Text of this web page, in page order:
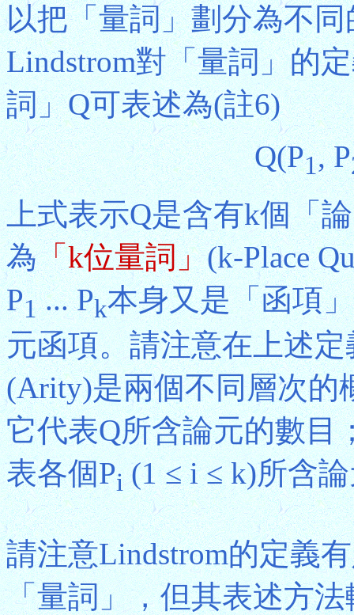
以把「量詞」劃分為不
Lindstrom對「量詞」的
詞」Q可表述為(註6)
Q(P1, P
上式表示Q是含有k個「
為「k位量詞」(k-Place
P1... Pk本身又是「函項
元函項。請注意在上述定
(Arity)是兩個不同層次的
它代表Q所含論元的數目
表各個Pi(1 ≤ i ≤ k)所含
請注意Lindstrom的定義
「量詞」，但其表述方